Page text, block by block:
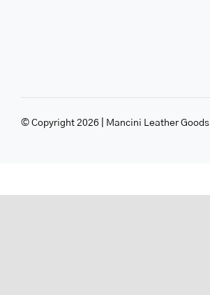
© Copyright 2026 | Mancini Leather Goods